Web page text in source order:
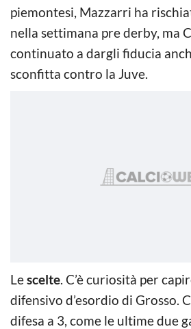
piemontesi, Mazzarri ha
nella settimana pre derby, ma
continuato a dargli fiducia
sconfitta contro la Juve.
Lescelte. C’è curiosità per
difensivo d’esordio di Grosso.
difesa a 3, come le ultime due